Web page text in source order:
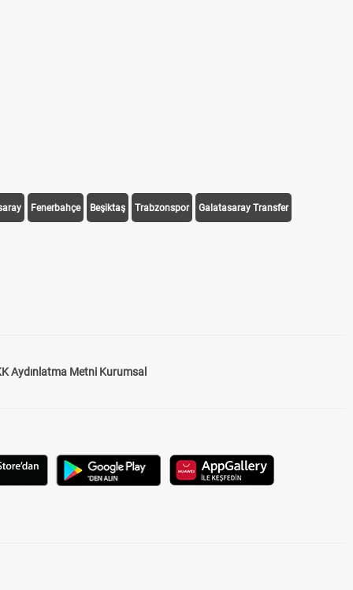
Fenerbahçe Beşiktaş Trabzonspor Galatasaray Transfer
Aydınlatma Metni Kurumsal